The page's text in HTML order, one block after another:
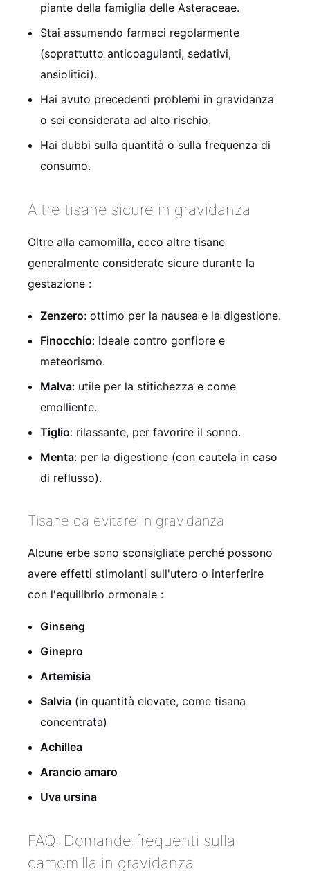
piante della famiglia delle Asteraceae.
Stai assumendo farmaci regolarmente
(soprattutto anticoagulanti, sedativi,
ansiolitici).
Hai avuto precedenti problemi in gravidanza
o sei considerata ad alto rischio.
Hai dubbi sulla quantità o sulla frequenza di
consumo.
Altre tisane sicure in gravidanza
Oltre alla camomilla, ecco altre tisane
generalmente considerate sicure durante la
gestazione :
Zenzero: ottimo per la nausea e la digestione.
Finocchio: ideale contro gonfiore e
meteorismo.
Malva: utile per la stitichezza e come
emolliente.
Tiglio: rilassante, per favorire il sonno.
Menta: per la digestione (con cautela in caso
di reflusso).
Tisane da evitare in gravidanza
Alcune erbe sono sconsigliate perché possono
avere effetti stimolanti sull'utero o interferire
con l'equilibrio ormonale :
Ginseng
Ginepro
Artemisia
Salvia (in quantità elevate, come tisana
concentrata)
Achillea
Arancio amaro
Uva ursina
FAQ: Domande frequenti sulla
camomilla in gravidanza